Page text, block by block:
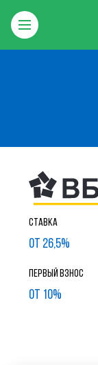
Ставка
от 26,5%
Первый взнос
от 10%